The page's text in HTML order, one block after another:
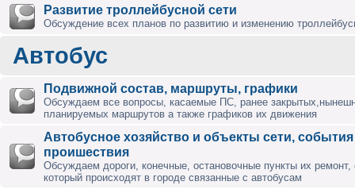
Развитие троллейбусной сети
Обсуждение всех планов по развитию и изменению
Автобус
Подвижной состав, маршруты, графики
Обсуждаем все вопросы, касаемые ПС, ранее
планируемых маршрутов а также графиков их движения
Автобусное хозяйство и объекты сети,
проишествия
Обсуждаем дороги, конечные, остановочные пункты их ремонт,
который происходят в городе связанные с автобусам